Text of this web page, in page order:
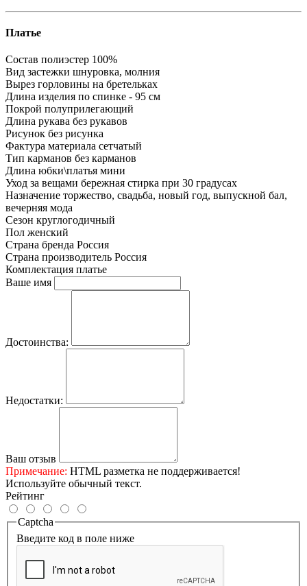
Платье
Состав полиэстер 100%
Вид застежки шнуровка, молния
Вырез горловины на бретельках
Длина изделия по спинке - 95 см
Покрой полуприлегающий
Длина рукава без рукавов
Рисунок без рисунка
Фактура материала сетчатый
Тип карманов без карманов
Длина юбки\платья мини
Уход за вещами бережная стирка при 30 градусах
Назначение торжество, свадьба, новый год, выпускной бал,
вечерняя мода
Сезон круглогодичный
Пол женский
Страна бренда Россия
Страна производитель Россия
Комплектация платье
Ваше имя
Достоинства:
Недостатки:
Ваш отзыв
Примечание: HTML разметка не поддерживается!
Используйте обычный текст.
Рейтинг
Captcha
Введите код в поле ниже